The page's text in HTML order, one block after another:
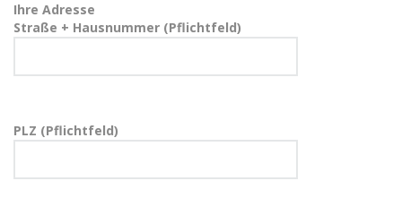
Ihre Adresse
Straße + Hausnummer (Pflichtfeld)
PLZ (Pflichtfeld)